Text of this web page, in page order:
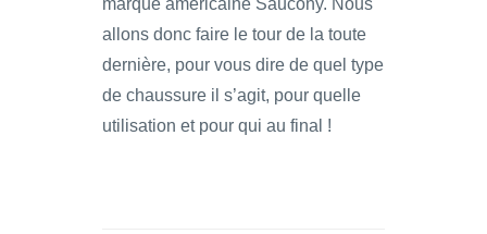
marque américaine Saucony. Nous
allons donc faire le tour de la toute
dernière, pour vous dire de quel type
de chaussure il s’agit, pour quelle
utilisation et pour qui au final !